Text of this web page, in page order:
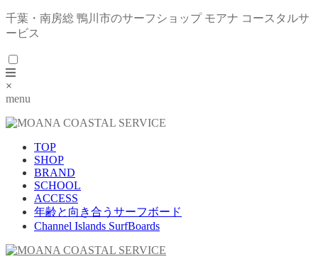
千葉・南房総 鴨川市のサーフショップ モアナ コースタルサ
ービス
×
menu
TOP
SHOP
BRAND
SCHOOL
ACCESS
年齢と向き合うサーフボード
Channel Islands SurfBoards